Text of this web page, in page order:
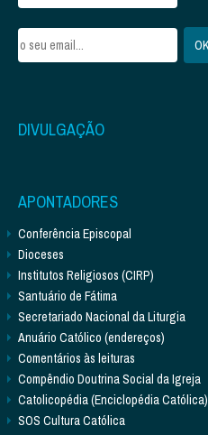
DIVULGAÇÃO
APONTADORES
Conferência Episcopal
Dioceses
Institutos Religiosos (CIRP)
Santuário de Fátima
Secretariado Nacional da Liturgia
Anuário Católico (endereços)
Comentários às leituras
Compêndio Doutrina Social da Igreja
Catolicopédia (Enciclopédia Católica)
SOS Cultura Católica